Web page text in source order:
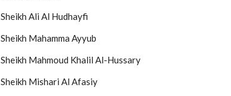
Sheikh Ali Al Hudhayfi
Sheikh Mahamma Ayyub
Sheikh Mahmoud Khalil Al-Hussary
Sheikh Mishari Al Afasiy